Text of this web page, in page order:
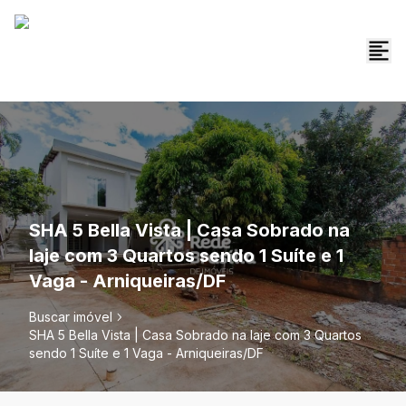
SHA 5 Bella Vista | Casa Sobrado na
laje com 3 Quartos sendo 1 Suíte e 1
Vaga - Arniqueiras/DF
Buscar imóvel
SHA 5 Bella Vista | Casa Sobrado na laje com 3 Quartos
sendo 1 Suíte e 1 Vaga - Arniqueiras/DF